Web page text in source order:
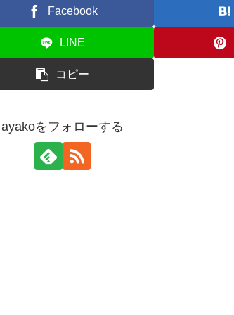
Facebook
LINE
コピー
ayakoをフォローする